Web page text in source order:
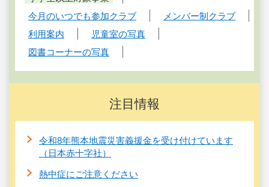
今月のいつでも参加クラブ
メンバー制クラブ
利用案内
児童室の写真
図書コーナーの写真
注目情報
令和8年熊本地震災害義援金を受け付けています
（日本赤十字社）
熱中症にご注意ください